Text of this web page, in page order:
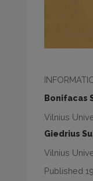
Bonifacas
Vilnius
Giedrius
Vilnius
Published